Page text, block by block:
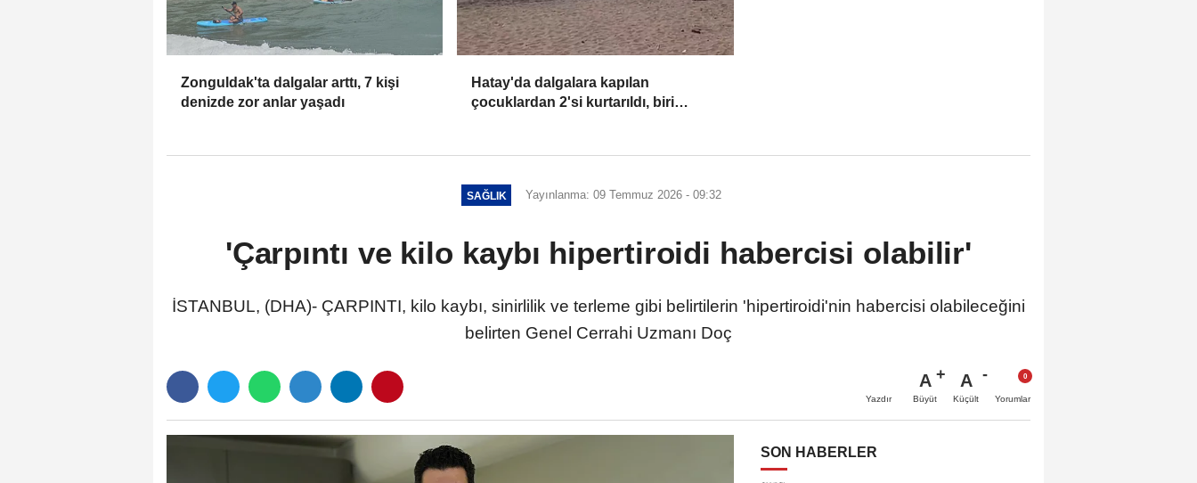
Zonguldak'ta dalgalar arttı, 7 kişi
denizde zor anlar yaşadı
Hatay'da dalgalara kapılan
çocuklardan 2'si kurtarıldı, biri
SAĞLIK Yayınlanma: 09 Temmuz 2026 - 09:32
'Çarpıntı ve kilo kaybı hipertiroidi habercisi olabilir'
İSTANBUL, (DHA)- ÇARPINTI, kilo kaybı, sinirlilik ve terleme gibi belirtilerin 'hipertiroidi'nin habercisi olabileceğini
belirten Genel Cerrahi Uzmanı Doç
Yazdır
A
Büyüt
A
Küçült Yorumlar
SON HABERLER